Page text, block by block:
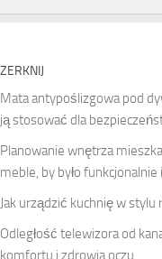
ZERKNIJ
Mata antypoślizgowa pod
ją stosować dla
Planowanie wnętrza
meble, by było
Jak urządzić kuchnię w
Odległość telewizora od
komfortu i zdrowia oczu